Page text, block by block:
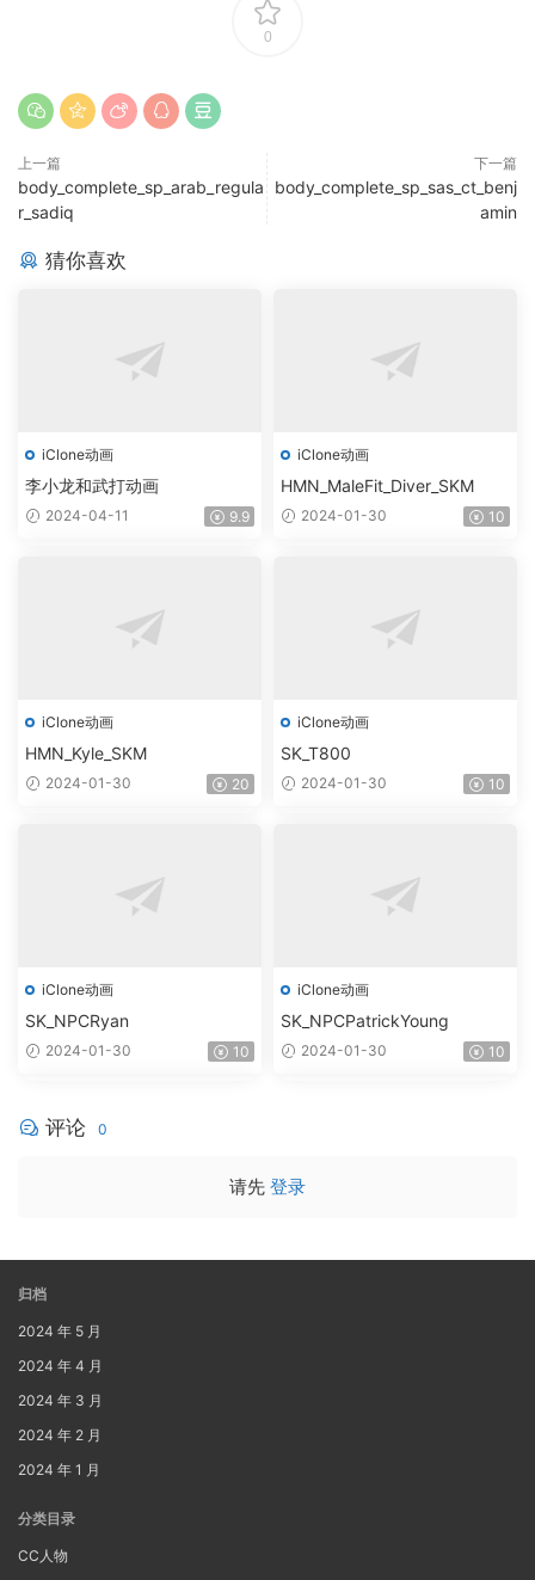
0
上一篇
body_complete_sp_arab_regula
r_sadiq
下一篇
body_complete_sp_sas_ct_benj
amin
猜你喜欢
iClone动画
李小龙和武打动画
2024-04-11 9.9
iClone动画
HMN_MaleFit_Diver_SKM
2024-01-30 10
iClone动画
HMN_Kyle_SKM
2024-01-30 20
iClone动画
SK_T800
2024-01-30 10
iClone动画
SK_NPCRyan
2024-01-30 10
iClone动画
SK_NPCPatrickYoung
2024-01-30 10
评论 0
请先 登录
归档
2024 年 5 月
2024 年 4 月
2024 年 3 月
2024 年 2 月
2024 年 1 月
分类目录
CC人物